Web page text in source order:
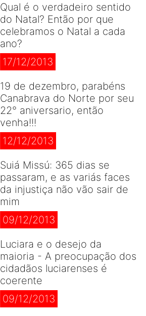
Qual é o verdadeiro sentido
do Natal? Então por que
celebramos o Natal a cada
ano?
17/12/2013
19 de dezembro, parabéns
Canabrava do Norte por seu
22° aniversario, então
venha!!!
12/12/2013
Suiá Missú: 365 dias se
passaram, e as variás faces
da injustiça não vão sair de
mim
09/12/2013
Luciara e o desejo da
maioria - A preocupação dos
cidadãos luciarenses é
coerente
09/12/2013